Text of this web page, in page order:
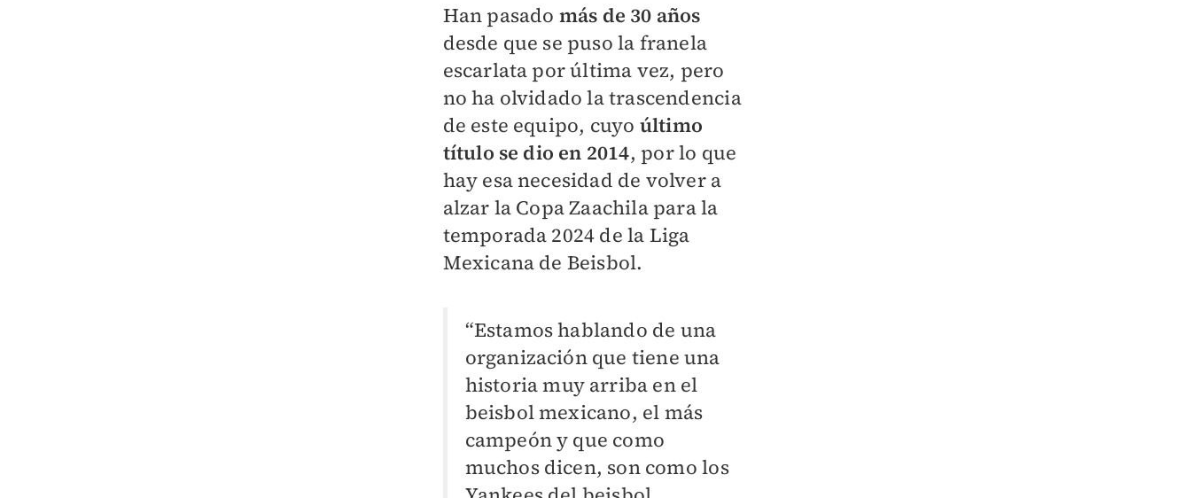
Han pasado más de 30 años
desde que se puso la franela
escarlata por última vez, pero
no ha olvidado la trascendencia
de este equipo, cuyo último
título se dio en 2014, por lo que
hay esa necesidad de volver a
alzar la Copa Zaachila para la
temporada 2024 de la Liga
Mexicana de Beisbol.
“Estamos hablando de una
organización que tiene una
historia muy arriba en el
beisbol mexicano, el más
campeón y que como
muchos dicen, son como los